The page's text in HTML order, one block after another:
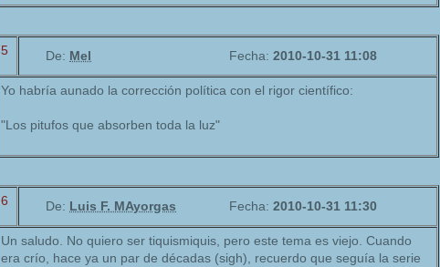
5 De: Mel Fecha: 2010-10-31 11:08
Yo habría aunado la corrección política con el rigor científico:
"Los pitufos que absorben toda la luz"
6 De: Luis F. MAyorgas Fecha: 2010-10-31 11:30
Un saludo. No quiero ser tiquismiquis, pero este tema es viejo. Cuando
era crío, hace ya un par de décadas (sigh), recuerdo que seguía la serie